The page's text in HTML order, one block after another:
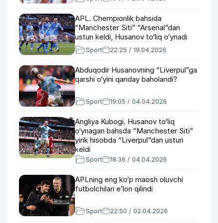
APL. Chempionlik bahsida
“Manchester Siti” “Arsenal”dan
ustun keldi, Husanov to‘liq o‘ynadi
Sport 22:25 / 19.04.2026
Abduqodir Husanovning “Liverpul”ga
qarshi o‘yini qanday baholandi?
Sport 19:05 / 04.04.2026
Angliya Kubogi. Husanov to‘liq
o‘ynagan bahsda “Manchester Siti”
yirik hisobda “Liverpul”dan ustun
keldi
Sport 18:36 / 04.04.2026
APLning eng ko‘p maosh oluvchi
futbolchilari e’lon qilindi
Sport 22:50 / 02.04.2026